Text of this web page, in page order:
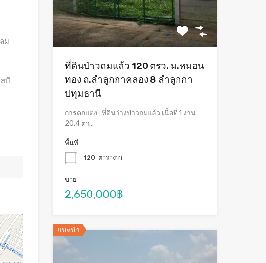
ม
บี
ที่ดินป่าวถมแล้ว 120 ตรว. ม.หมอน
ทอง ถ.ลำลูกกาคลอง 8 ลำลูกกา
ปทุมธานี
การตกแต่ง : ที่ดินว่างป่าวถมแล้ว เนืัอที่ 1 งาน
20.4 ตา...
พื้นที่
120 ตารางวา
ขาย
2,650,000฿
แนะนำ